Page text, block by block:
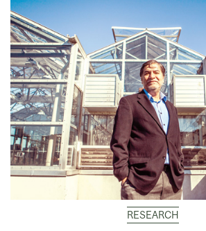
RESEARCH